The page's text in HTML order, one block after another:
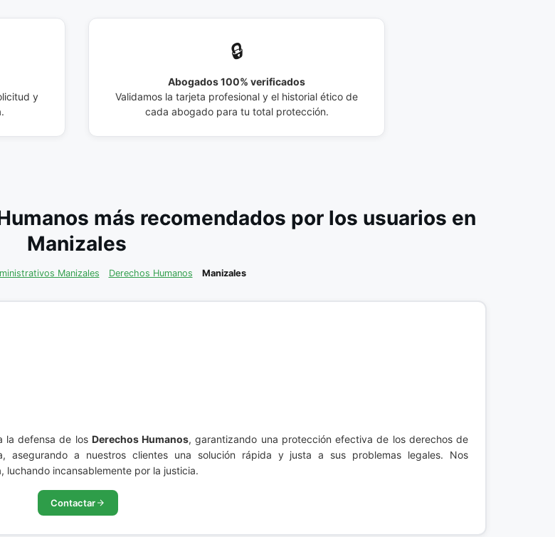
y
🔒
Abogados 100% verificados
Validamos la tarjeta profesional y el historial ético de
cada abogado para tu total protección.
más recomendados por los usuarios en
Manizales
Manizales Derechos Humanos Manizales
la defensa de los Derechos Humanos, garantizando una protección efectiva de los derechos de
asegurando a nuestros clientes una solución rápida y justa a sus problemas legales. Nos
incansablemente por la justicia.
Contactar